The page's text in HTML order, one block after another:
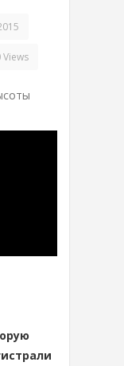
Views